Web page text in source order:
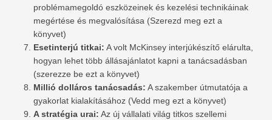
problémamegoldó eszközeinek és kezelési technikáinak
megértése és megvalósítása (Szerezd meg ezt a
könyvet)
Esetinterjú titkai: A volt McKinsey interjúkészítő elárulta,
hogyan lehet több állásajánlatot kapni a tanácsadásban
(szerezze be ezt a könyvet)
Millió dolláros tanácsadás: A szakember útmutatója a
gyakorlat kialakításához (Vedd meg ezt a könyvet)
A stratégia urai: Az új vállalati világ titkos szellemi